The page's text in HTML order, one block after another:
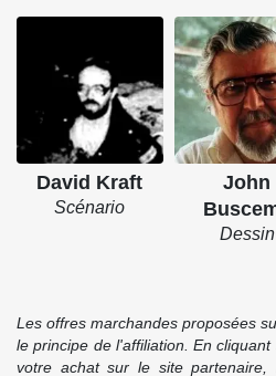
David Kraft
Scénario
John
Dessin
Les offres marchandes proposées
le principe de l'affiliation. En
votre achat sur le site partenaire,